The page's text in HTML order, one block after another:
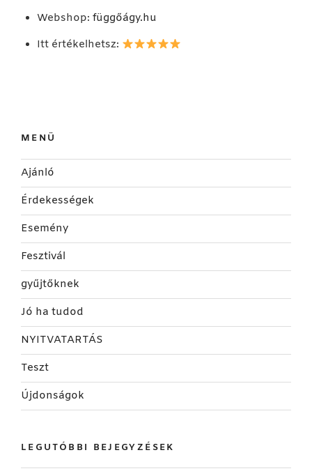
Webshop: függőágy.hu
Itt értékelhetsz:
MENÜ
Ajánló
Érdekességek
Esemény
Fesztivál
gyűjtőknek
Jó ha tudod
NYITVATARTÁS
Teszt
Újdonságok
LEGUTÓBBI BEJEGYZÉSEK